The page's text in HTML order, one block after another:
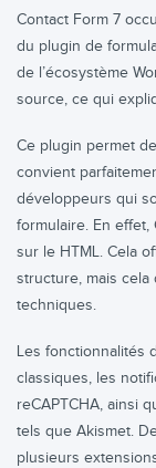
Contact Form 7
du plugin de
de l’écosystème
source, ce qui
Ce plugin permet
convient
développeurs qui
formulaire. En
sur le HTML. Cela
structure, mais cela
techniques.
Les fonctionnalités
classiques, les
reCAPTCHA, ainsi
tels que Akismet.
plusieurs